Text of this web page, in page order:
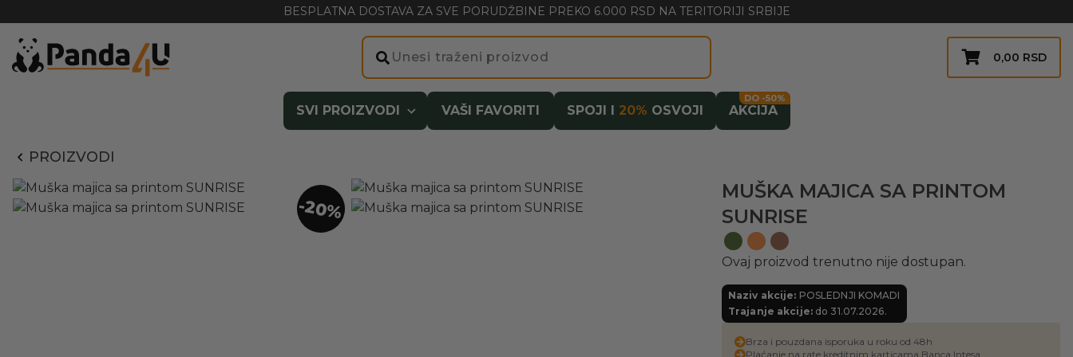
BESPLATNA DOSTAVA ZA SVE PORUDŽBINE PREKO 6.000 RSD NA TERITORIJI SRBIJE
0,00 RSD
SVI PROIZVODI VAŠI FAVORITI SPOJI I 20% OSVOJI AKCIJA
DO -50%
PROIZVODI
-20%
MUŠKA MAJICA SA PRINTOM
SUNRISE
Ovaj proizvod trenutno nije dostupan.
Naziv akcije: POSLEDNJI KOMADI
Trajanje akcije: do 31.07.2026.
Brza i pouzdana isporuka u roku od 48h
Plaćanje na rate kreditnim karticama Banca Intesa